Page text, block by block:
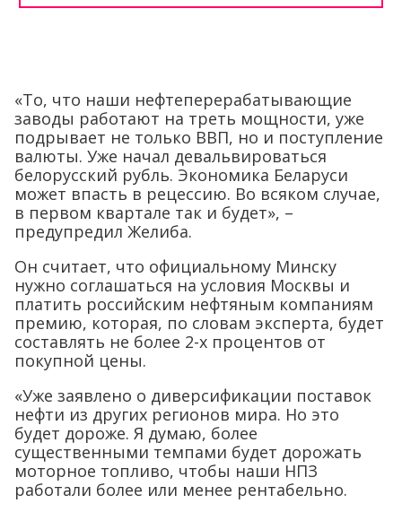
«То, что наши нефтеперерабатывающие
заводы работают на треть мощности, уже
подрывает не только ВВП, но и поступление
валюты. Уже начал девальвироваться
белорусский рубль. Экономика Беларуси
может впасть в рецессию. Во всяком случае,
в первом квартале так и будет», –
предупредил Желиба.
Он считает, что официальному Минску
нужно соглашаться на условия Москвы и
платить российским нефтяным компаниям
премию, которая, по словам эксперта, будет
составлять не более 2-х процентов от
покупной цены.
«Уже заявлено о диверсификации поставок
нефти из других регионов мира. Но это
будет дороже. Я думаю, более
существенными темпами будет дорожать
моторное топливо, чтобы наши НПЗ
работали более или менее рентабельно.